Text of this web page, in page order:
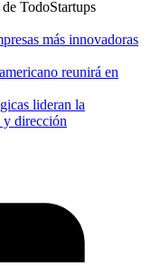
TodoStartups
más innovadoras
reunirá en
lideran la
y dirección